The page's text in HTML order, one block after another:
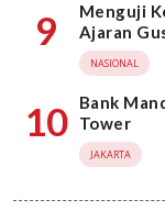
9
Menguji
Ajaran
NASIONAL
10
Bank
Tower
JAKARTA